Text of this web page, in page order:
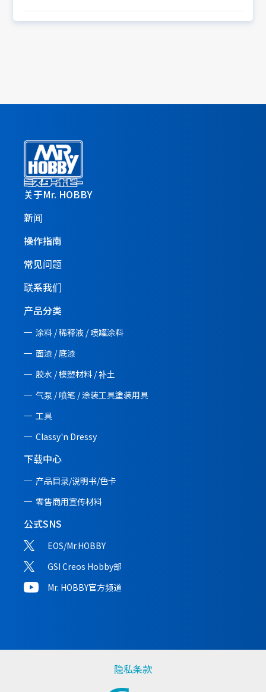
关于Mr. HOBBY
新闻
操作指南
常见问题
联系我们
产品分类
涂料 / 稀释液 / 喷罐涂料
面漆 / 底漆
胶水 / 模塑材料 / 补土
气泵 / 喷笔 / 涂装工具塗装用具
工具
Classy'n Dressy
下载中心
产品目录/说明书/色卡
零售商用宣传材料
公式SNS
EOS/Mr.HOBBY
GSI Creos Hobby部
Mr. HOBBY官方频道
隐私条款